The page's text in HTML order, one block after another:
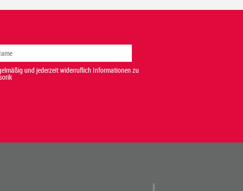
und jederzeit widerruflich Informationen zu